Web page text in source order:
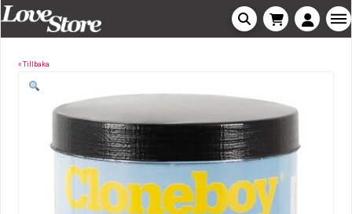
« Tillbaka